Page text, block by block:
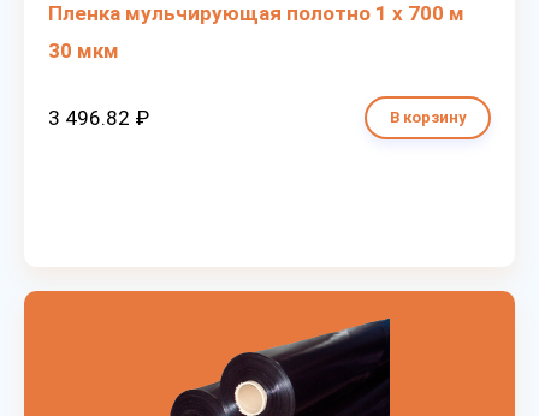
Пленка мульчирующая полотно 1 х 700 м
30 мкм
3 496.82 ₽ В корзину